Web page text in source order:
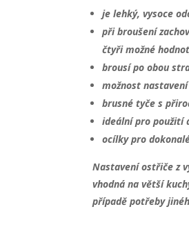
je lehký, vysoce
při broušení
čtyři možné
brousí po obou
možnost
brusné tyče s
ideální pro použití
ocílky pro
Nastavení ostřiče z
vhodná na větší
případě potřeby